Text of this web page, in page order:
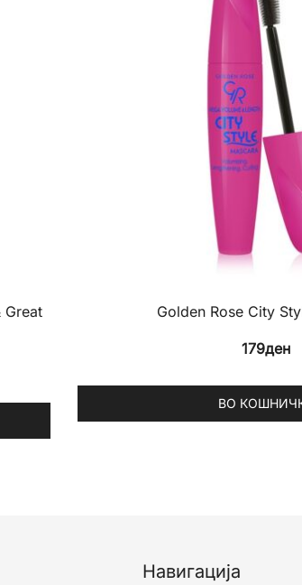
Great
Golden Rose City
179ден
ВО
Навигација